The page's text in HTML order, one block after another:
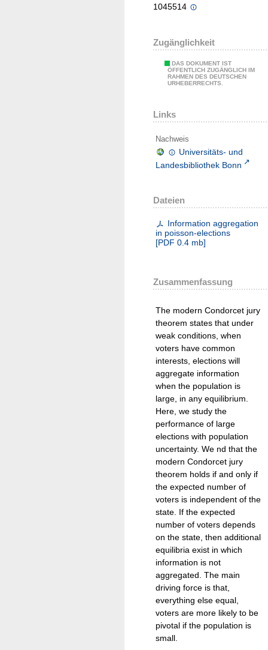
1045514
Zugänglichkeit
DAS DOKUMENT IST
ÖFFENTLICH ZUGÄNGLICH IM
RAHMEN DES DEUTSCHEN
URHEBERRECHTS.
Links
Nachweis
Universitäts- und
Landesbibliothek Bonn
Dateien
Information aggregation
in poisson-elections
[PDF 0.4 mb]
Zusammenfassung
The modern Condorcet jury
theorem states that under
weak conditions, when
voters have common
interests, elections will
aggregate information
when the population is
large, in any equilibrium.
Here, we study the
performance of large
elections with population
uncertainty. We nd that the
modern Condorcet jury
theorem holds if and only if
the expected number of
voters is independent of the
state. If the expected
number of voters depends
on the state, then additional
equilibria exist in which
information is not
aggregated. The main
driving force is that,
everything else equal,
voters are more likely to be
pivotal if the population is
small.